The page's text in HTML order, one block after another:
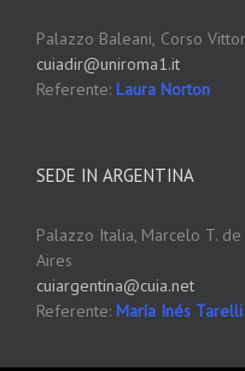
Palazzo Baleani, Corso
cuiadir@uniroma1.it
Referente: Laura Norton
SEDE IN ARGENTINA
Palazzo Italia, Marcelo T.
Aires
cuiargentina@cuia.net
Referente: María Inés Tarelli